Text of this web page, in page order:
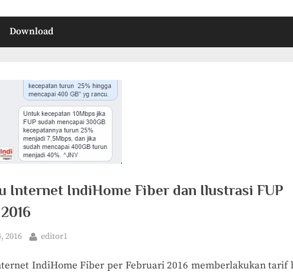
Download
Internet IndiHome Fiber dan Ilustrasi FUP
2016 By
editor1
IndiHome Fiber per Februari 2016 memberlakukan tarif